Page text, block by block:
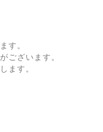
す。
ございます。
ます。